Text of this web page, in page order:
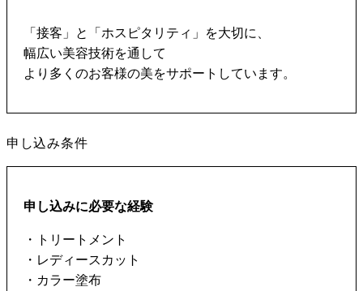
「接客」と「ホスピタリティ」を大切に、
幅広い美容技術を通して
より多くのお客様の美をサポートしています。
申し込み条件
申し込みに必要な経験
・トリートメント
・レディースカット
・カラー塗布